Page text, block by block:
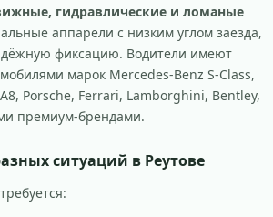
гидравлические и ломаные
аппарели с низким углом заезда,
фиксацию. Водители имеют
марок Mercedes-Benz S-Class,
Porsche, Ferrari, Lamborghini, Bentley,
премиум-брендами.
ситуаций в Реутове